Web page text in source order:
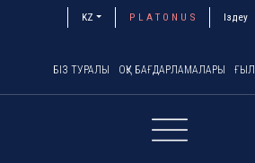
KZ P L A T O N U S Іздеу
БІЗ ТУРАЛЫ ОҚУ БАҒДАРЛАМАЛАРЫ